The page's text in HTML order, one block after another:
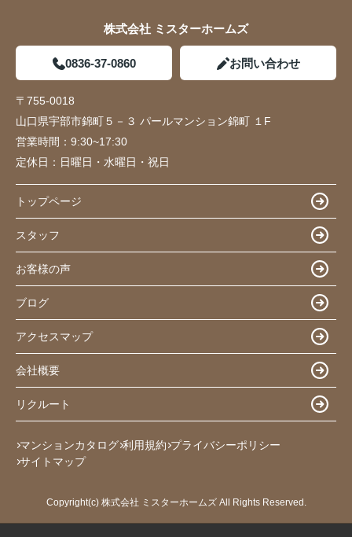
株式会社 ミスターホームズ
0836-37-0860 お問い合わせ
〒755-0018
山口県宇部市錦町５－３ パールマンション錦町 １F
営業時間： 9:30~17:30
定休日： 日曜日・水曜日・祝日
トップページ
スタッフ
お客様の声
ブログ
アクセスマップ
会社概要
リクルート
マンションカタログ 利用規約 プライバシーポリシー
サイトマップ
Copyright(c) 株式会社 ミスターホームズ All Rights Reserved.